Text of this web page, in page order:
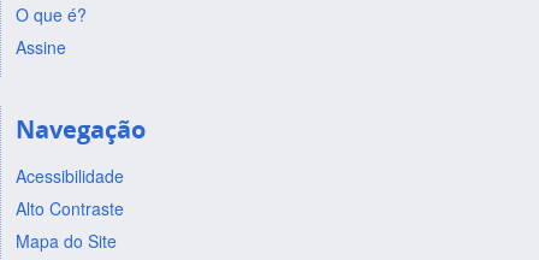
O que é?
Assine
Navegação
Acessibilidade
Alto Contraste
Mapa do Site